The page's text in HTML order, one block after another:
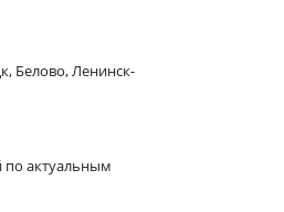
Белово, Ленинск-
по актуальным